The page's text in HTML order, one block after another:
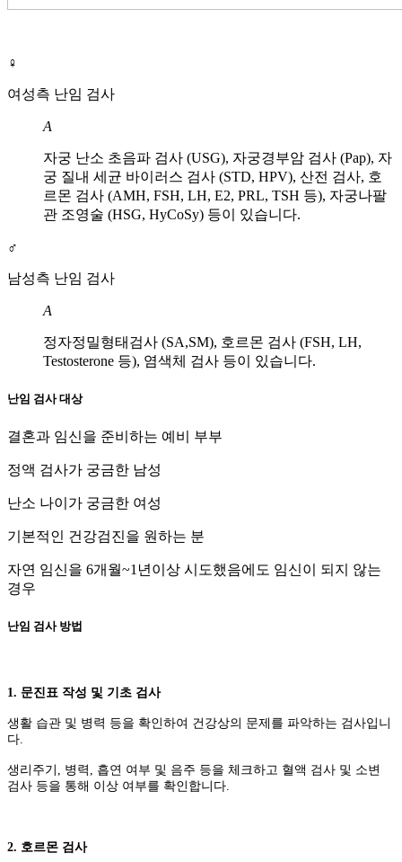
♀
여성측 난임 검사
A
자궁 난소 초음파 검사 (USG), 자궁경부암 검사 (Pap), 자
궁 질내 세균 바이러스 검사 (STD, HPV), 산전 검사, 호
르몬 검사 (AMH, FSH, LH, E2, PRL, TSH 등), 자궁나팔
관 조영술 (HSG, HyCoSy) 등이 있습니다.
♂
남성측 난임 검사
A
정자정밀형태검사 (SA,SM), 호르몬 검사 (FSH, LH,
Testosterone 등), 염색체 검사 등이 있습니다.
난임 검사 대상
결혼과 임신을 준비하는 예비 부부
정액 검사가 궁금한 남성
난소 나이가 궁금한 여성
기본적인 건강검진을 원하는 분
자연 임신을 6개월~1년이상 시도했음에도 임신이 되지 않는
경우
난임 검사 방법
1. 문진표 작성 및 기초 검사
생활 습관 및 병력 등을 확인하여 건강상의 문제를 파악하는 검사입니
다.
생리주기, 병력, 흡연 여부 및 음주 등을 체크하고 혈액 검사 및 소변
검사 등을 통해 이상 여부를 확인합니다.
2. 호르몬 검사